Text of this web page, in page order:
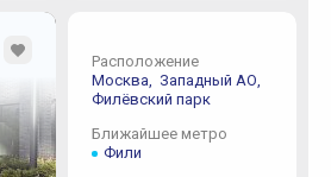
Расположение
Москва, Западный АО,
Филёвский парк
Ближайшее метро
Фили